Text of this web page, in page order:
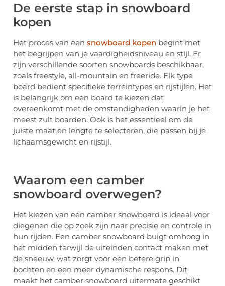
De eerste stap in snowboard
kopen
Het proces van een snowboard kopen begint met
het begrijpen van je vaardigheidsniveau en stijl. Er
zijn verschillende soorten snowboards beschikbaar,
zoals freestyle, all-mountain en freeride. Elk type
board bedient specifieke terreintypes en rijstijlen. Het
is belangrijk om een board te kiezen dat
overeenkomt met de omstandigheden waarin je het
meest zult boarden. Ook is het essentieel om de
juiste maat en lengte te selecteren, die passen bij je
lichaamsgewicht en rijstijl.
Waarom een camber
snowboard overwegen?
Het kiezen van een camber snowboard is ideaal voor
diegenen die op zoek zijn naar precisie en controle in
hun rijden. Een camber snowboard buigt omhoog in
het midden terwijl de uiteinden contact maken met
de sneeuw, wat zorgt voor een betere grip in
bochten en een meer dynamische respons. Dit
maakt het camber snowboard uitermate geschikt